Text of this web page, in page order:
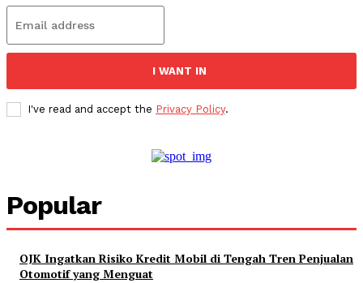
I WANT IN
I've read and accept the Privacy Policy.
Popular
OJK Ingatkan Risiko Kredit Mobil di Tengah Tren Penjualan
Otomotif yang Menguat